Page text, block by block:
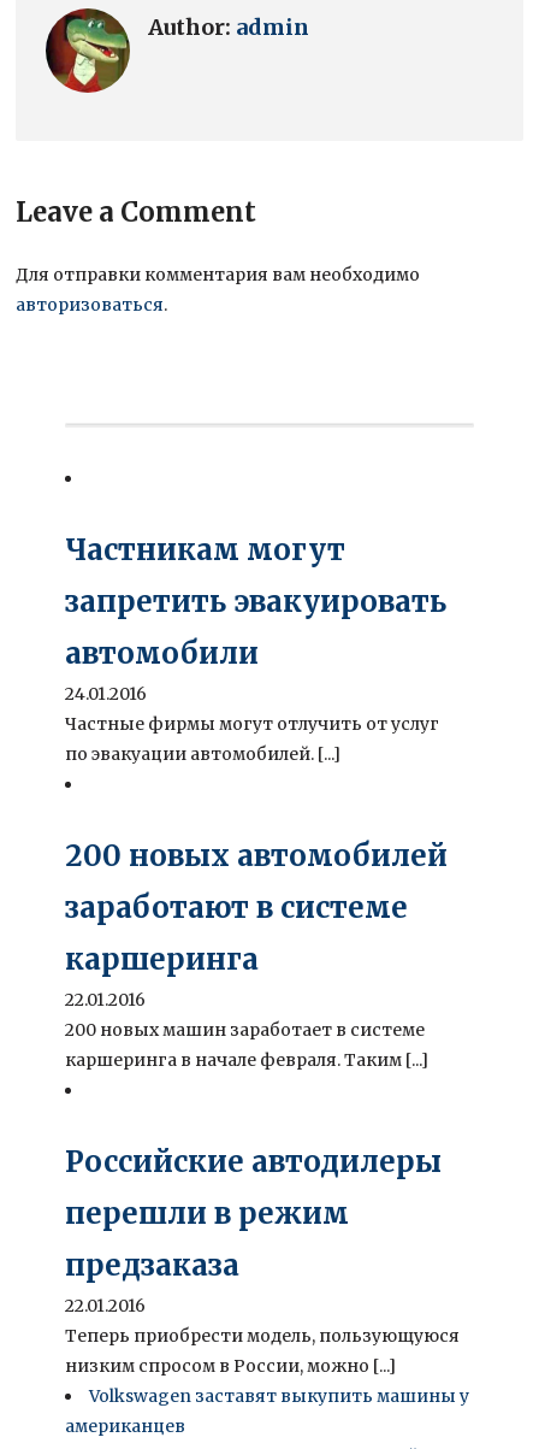
Author: admin
Leave a Comment
Для отправки комментария вам необходимо
авторизоваться.
Частникам могут
запретить эвакуировать
автомобили
24.01.2016
Частные фирмы могут отлучить от услуг
по эвакуации автомобилей. [...]
200 новых автомобилей
заработают в системе
каршеринга
22.01.2016
200 новых машин заработает в системе
каршеринга в начале февраля. Таким [...]
Российские автодилеры
перешли в режим
предзаказа
22.01.2016
Теперь приобрести модель, пользующуюся
низким спросом в России, можно [...]
Volkswagen заставят выкупить машины у
американцев